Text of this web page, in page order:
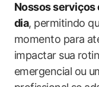
Nossos serviços
dia, permitindo
momento para
impactar sua
emergencial ou